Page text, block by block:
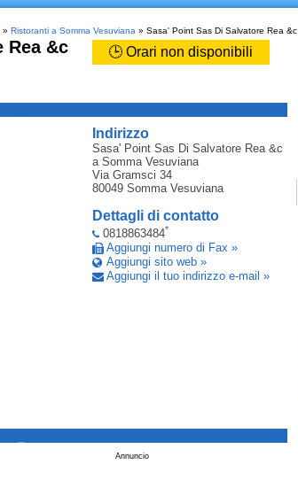
» Ristoranti a Somma Vesuviana » Sasa' Point Sas Di Salvatore Rea &c
Rea &c 🕒 Orari non disponibili
Indirizzo
Sasa' Point Sas Di Salvatore Rea &c
a Somma Vesuviana
Via Gramsci 34
80049 Somma Vesuviana
Dettagli di contatto
0818863484*
Aggiungi numero di Fax »
Aggiungi sito web »
Aggiungi il tuo indirizzo e-mail »
Annuncio